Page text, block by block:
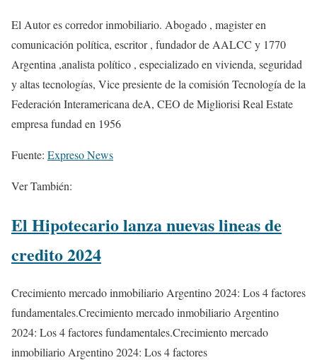
El Autor es corredor inmobiliario. Abogado , magister en
comunicación política, escritor , fundador de AALCC y 1770
Argentina ,analista político , especializado en vivienda, seguridad
y altas tecnologías, Vice presiente de la comisión Tecnología de la
Federación Interamericana deA, CEO de Migliorisi Real Estate
empresa fundad en 1956
Fuente: Expreso News
Ver También:
El Hipotecario lanza nuevas lineas de
credito 2024
Crecimiento mercado inmobiliario Argentino 2024: Los 4 factores
fundamentales.Crecimiento mercado inmobiliario Argentino
2024: Los 4 factores fundamentales.Crecimiento mercado
inmobiliario Argentino 2024: Los 4 factores